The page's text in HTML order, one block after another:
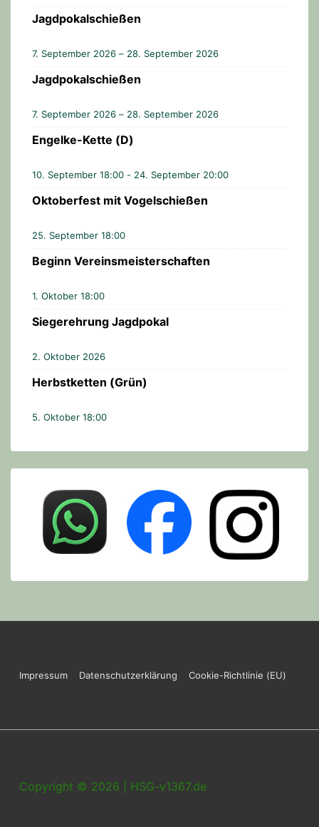
Jagdpokalschießen
7. September 2026 – 28. September 2026
Jagdpokalschießen
7. September 2026 – 28. September 2026
Engelke-Kette (D)
10. September 18:00 - 24. September 20:00
Oktoberfest mit Vogelschießen
25. September 18:00
Beginn Vereinsmeisterschaften
1. Oktober 18:00
Siegerehrung Jagdpokal
2. Oktober 2026
Herbstketten (Grün)
5. Oktober 18:00
Footer
Impressum Datenschutzerklärung Cookie-Richtlinie (EU)
Copyright © 2026 | HSG-v1367.de